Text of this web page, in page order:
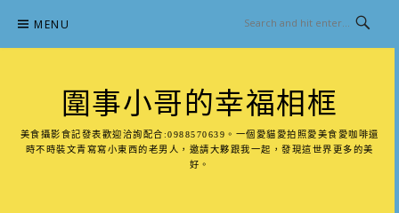
content
MENU
圍事小哥的幸福相框
美食攝影食記發表歡迎洽詢配合:0988570639。一個愛貓愛拍照愛美食愛咖啡還
時不時裝文青寫寫小東西的老男人，邀請大夥跟我一起，發現這世界更多的美
好。